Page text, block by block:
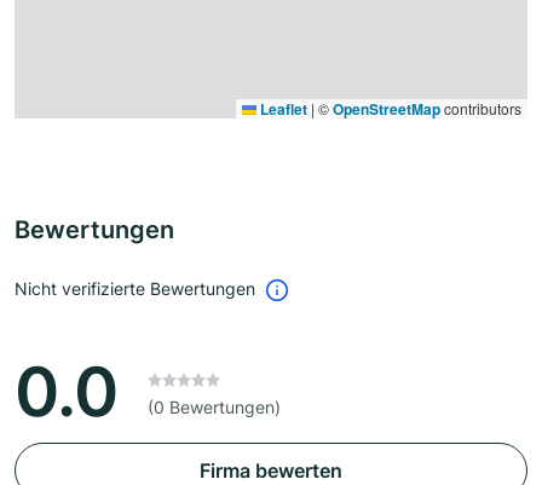
Leaflet | ©OpenStreetMapcontributors
Bewertungen
Nicht verifizierte Bewertungen
0.0 (0 Bewertungen)
Firma bewerten